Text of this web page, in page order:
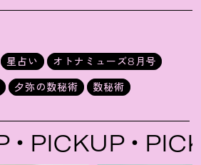
星占い
オトナミューズ8月号
夕弥の数秘術 数秘術
PICKUP